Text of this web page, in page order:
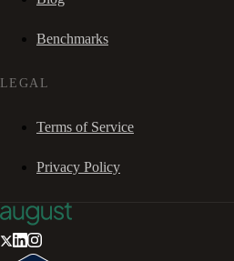
Benchmarks
LEGAL
Terms of Service
Privacy Policy